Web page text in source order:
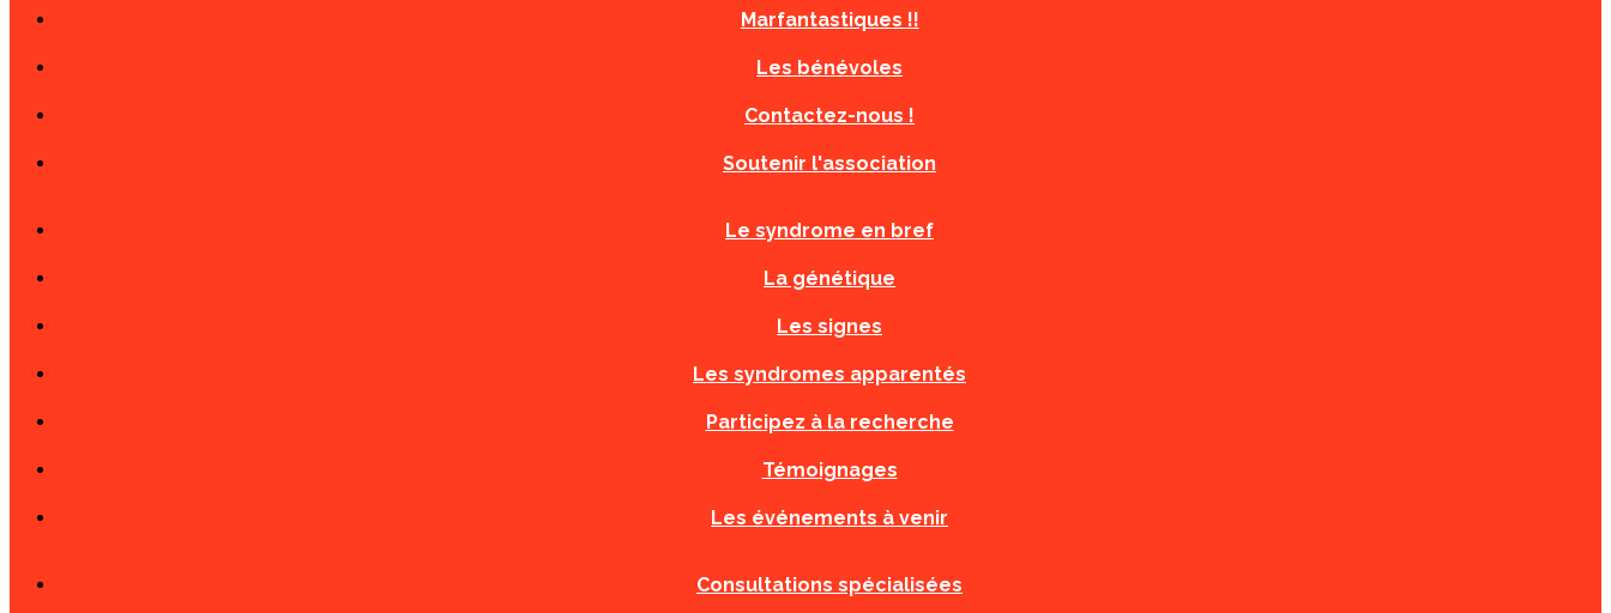
Marfantastiques !!
Les bénévoles
Contactez-nous !
Soutenir l'association
Le syndrome en bref
La génétique
Les signes
Les syndromes apparentés
Participez à la recherche
Témoignages
Les événements à venir
Consultations spécialisées